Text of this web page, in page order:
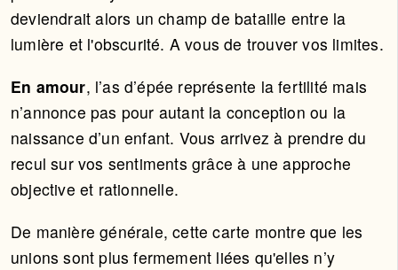
deviendrait alors un champ de bataille entre la
lumière et l'obscurité. A vous de trouver vos limites.
En amour, l’as d’épée représente la fertilité mais
n’annonce pas pour autant la conception ou la
naissance d’un enfant. Vous arrivez à prendre du
recul sur vos sentiments grâce à une approche
objective et rationnelle.
De manière générale, cette carte montre que les
unions sont plus fermement liées qu'elles n’y